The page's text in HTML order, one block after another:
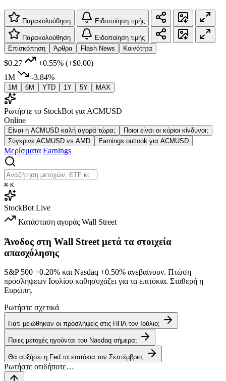
Παρακολούθηση Ειδοποίηση τιμής
Παρακολούθηση
Ειδοποίηση τιμής
Επισκόπηση
Άρθρα Flash News Κοινότητα
$0.27 +0.55% (+$0.00)
1M
-3.84%
1M 6M YTD 1Y 5Y MAX
Ρωτήστε το StockBot για ACMUSD
Online
Είναι η ACMUSD καλή αγορά τώρα;
Ποιοι είναι οι κύριοι κίνδυνοι;
Σύγκρινε ACMUSD vs AMD
Earnings outlook για ACMUSD
Μερίσματα Earnings
⌘ K
StockBot Live
Κατάσταση αγοράς Wall Street
Άνοδος στη Wall Street μετά τα στοιχεία
απασχόλησης
S&P 500 +0.20% και Nasdaq +0.50% ανεβαίνουν. Πτώση
προσλήψεων Ιουλίου καθησυχάζει για τα επιτόκια. Σταθερή η
Ευρώπη.
Ρωτήστε σχετικά
Γιατί μειώθηκαν οι προσλήψεις στις ΗΠΑ τον Ιούλιο;
Ποιες μετοχές ηγούνται του Nasdaq σήμερα;
Θα αυξήσει η Fed τα επιτόκια τον Σεπτέμβριο;